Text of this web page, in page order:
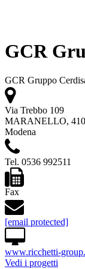
GCR
GCR Gruppo
Via Trebbo 109
MARANELLO,
Modena
Tel. 0536 992511
Fax
[email protected]
www.ricchetti-
Vedi i progetti